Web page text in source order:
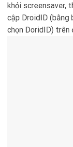
khỏi screensaver,
cập DroidID (bằng
chọn DoridID) trên